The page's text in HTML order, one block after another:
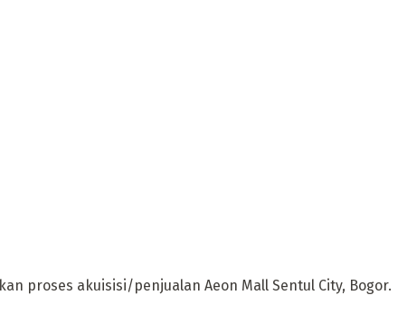
proses akuisisi/penjualan Aeon Mall Sentul City, Bogor.